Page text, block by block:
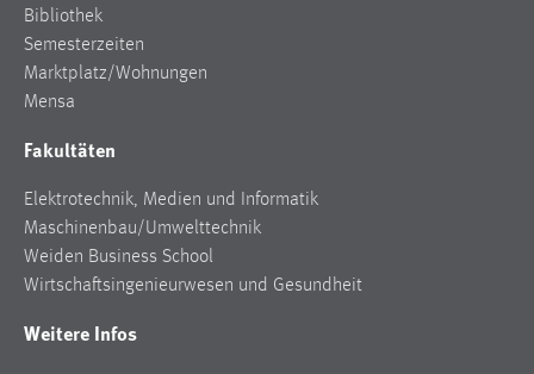
Bibliothek
Semesterzeiten
Marktplatz/Wohnungen
Mensa
Fakultäten
Elektrotechnik, Medien und Informatik
Maschinenbau/Umwelttechnik
Weiden Business School
Wirtschaftsingenieurwesen und Gesundheit
Weitere Infos
chat-frame-style-5e9dbeb1811c0446
Zweck:
Wird benötigt um die Chatfunktion nutzen zu können.
MibewSessionID, mibew-chat-frame-style-
Jahre, MIBEW_UserID = 1 Jahr
Login
Name: